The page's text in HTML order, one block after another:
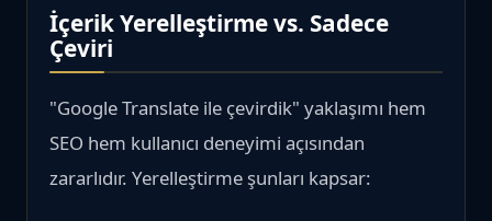
İçerik Yerelleştirme vs. Sadece
Çeviri
"Google Translate ile çevirdik" yaklaşımı hem
SEO hem kullanıcı deneyimi açısından
zararlıdır. Yerelleştirme şunları kapsar: